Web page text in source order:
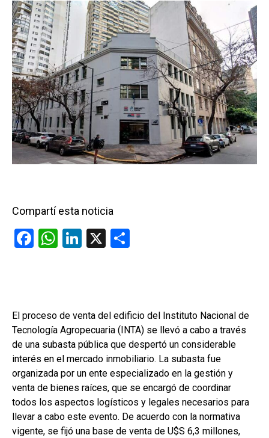
Compartí esta noticia
F
o
o
k
W
A
p
p
Li
n
X
ar
tir
El proceso de venta del edificio del Instituto Nacional de
Tecnología Agropecuaria (INTA) se llevó a cabo a través
de una subasta pública que despertó un considerable
interés en el mercado inmobiliario. La subasta fue
organizada por un ente especializado en la gestión y
venta de bienes raíces, que se encargó de coordinar
todos los aspectos logísticos y legales necesarios para
llevar a cabo este evento. De acuerdo con la normativa
vigente, se fijó una base de venta de U$S 6,3 millones,